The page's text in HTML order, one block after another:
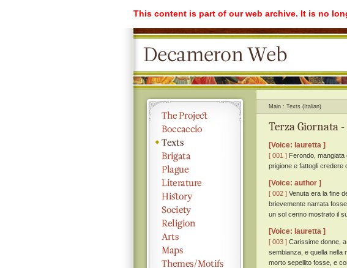
This content is part of our web archive. It is no
Main Texts (Italian)
Terza Giornata
[Voice: lauretta ]
[ 001 ] Ferondo,
prigione e fattogli credere
[Voice: author ]
[ 002 ] Venuta era la fine
brievemente narrata
un sol cenno mostrato il
[Voice: lauretta ]
[ 003 ] Carissime donne,
sembianza, e quella nella
morto sepellito fosse, e